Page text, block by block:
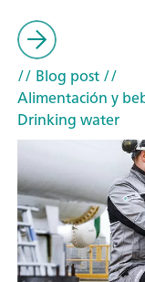
// Blog post//
Alimentación y
Drinking water